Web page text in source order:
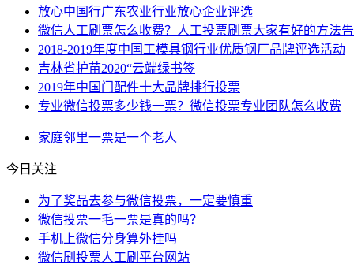
放心中国行广东农业行业放心企业评选
微信人工刷票怎么收费？人工投票刷票大家有好的方法告
2018-2019年度中国工模具钢行业优质钢厂品牌评选活动
吉林省护苗2020“云端绿书签
2019年中国门配件十大品牌排行投票
专业微信投票多少钱一票？微信投票专业团队怎么收费
家庭邻里一票是一个老人
今日关注
为了奖品去参与微信投票，一定要慎重
微信投票一毛一票是真的吗？
手机上微信分身算外挂吗
微信刷投票人工刷平台网站